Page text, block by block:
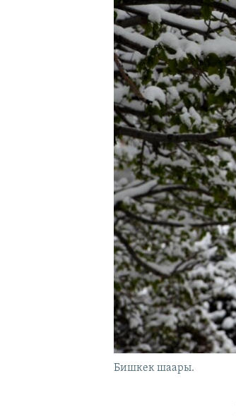
ЫҢГАЙСЫЗ СУРООЛОР
Бишкек шаары.